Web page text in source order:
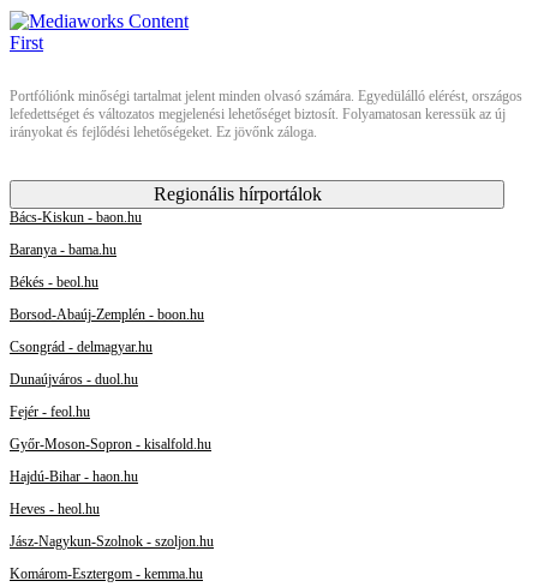
Portfóliónk minőségi tartalmat jelent minden olvasó számára. Egyedülálló elérést, országos
lefedettséget és változatos megjelenési lehetőséget biztosít. Folyamatosan keressük az új
irányokat és fejlődési lehetőségeket. Ez jövőnk záloga.
Regionális hírportálok
Bács-Kiskun - baon.hu
Baranya - bama.hu
Békés - beol.hu
Borsod-Abaúj-Zemplén - boon.hu
Csongrád - delmagyar.hu
Dunaújváros - duol.hu
Fejér - feol.hu
Győr-Moson-Sopron - kisalfold.hu
Hajdú-Bihar - haon.hu
Heves - heol.hu
Jász-Nagykun-Szolnok - szoljon.hu
Komárom-Esztergom - kemma.hu